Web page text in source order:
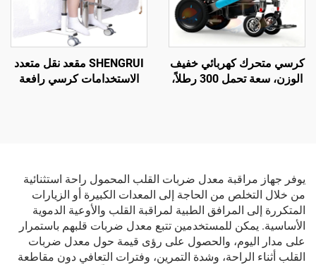
كرسي متحرك كهربائي خفيف
الوزن، سعة تحمل 300 رطلاً،
SHENGRUI مقعد نقل متعدد
الاستخدامات كرسي رافعة
يوفر جهاز مراقبة معدل ضربات القلب المحمول راحة استثنائية
من خلال التخلص من الحاجة إلى المعدات الكبيرة أو الزيارات
المتكررة إلى المرافق الطبية لمراقبة القلب والأوعية الدموية
الأساسية. يمكن للمستخدمين تتبع معدل ضربات قلبهم باستمرار
على مدار اليوم، والحصول على رؤى قيمة حول معدل ضربات
القلب أثناء الراحة، وشدة التمرين، وفترات التعافي دون مقاطعة